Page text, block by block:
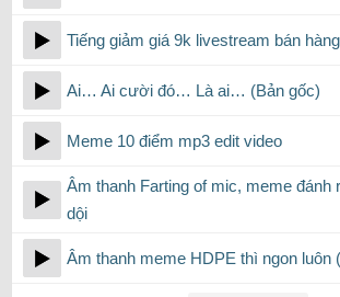
Tiếng giảm giá 9k livestream bán hàng
Ai… Ai cười đó… Là ai… (Bản gốc)
Meme 10 điểm mp3 edit video
Âm thanh Farting of mic, meme đánh
dội
Âm thanh meme HDPE thì ngon luôn